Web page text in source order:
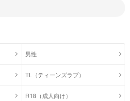
男性
TL（ティーンズラブ）
R18（成人向け）